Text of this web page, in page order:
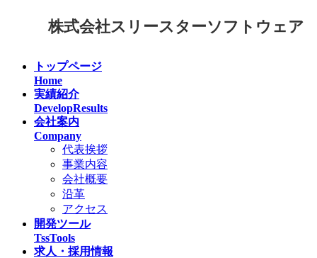
株式会社スリースターソフトウェア
トップページ
Home
実績紹介
DevelopResults
会社案内
Company
代表挨拶
事業内容
会社概要
沿革
アクセス
開発ツール
TssTools
求人・採用情報